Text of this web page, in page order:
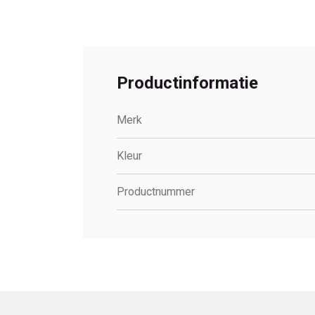
Productinformatie
Merk
Kleur
Productnummer